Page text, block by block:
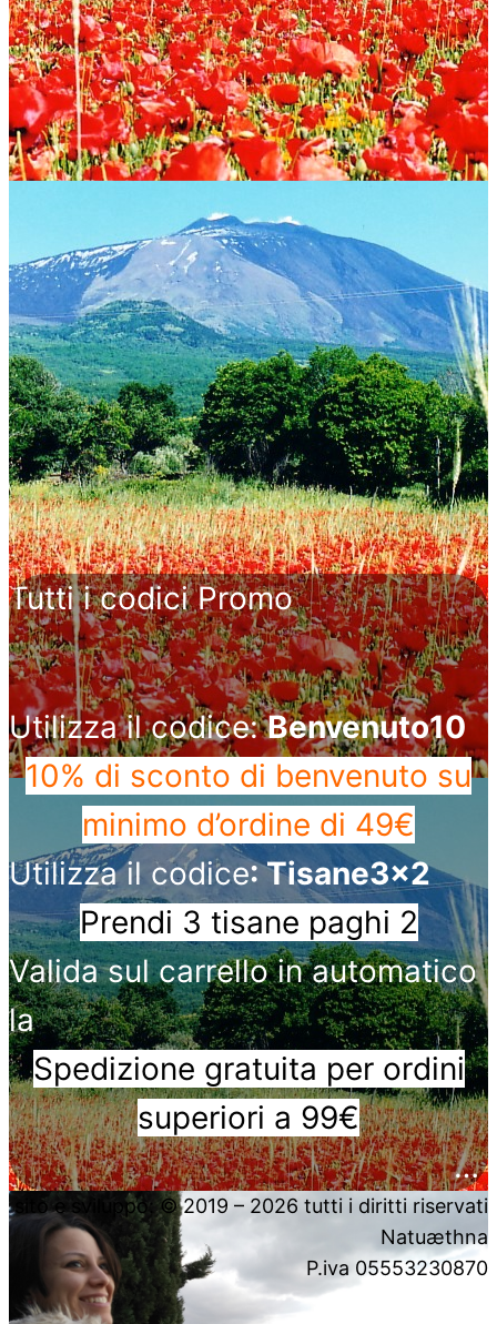
Tutti i codici Promo
Utilizza il codice:Benvenuto10
10% di sconto di benvenuto su
minimo d’ordine di 49€
Utilizza il codice: Tisane3x2
Prendi 3 tisane paghi 2
Valida sul carrello in automatico
la
Spedizione gratuita per ordini
superiori a 99€
….
sito e sviluppo: © 2019 – 2026 tutti i diritti riservati
Natuæthna
P.iva 05553230870